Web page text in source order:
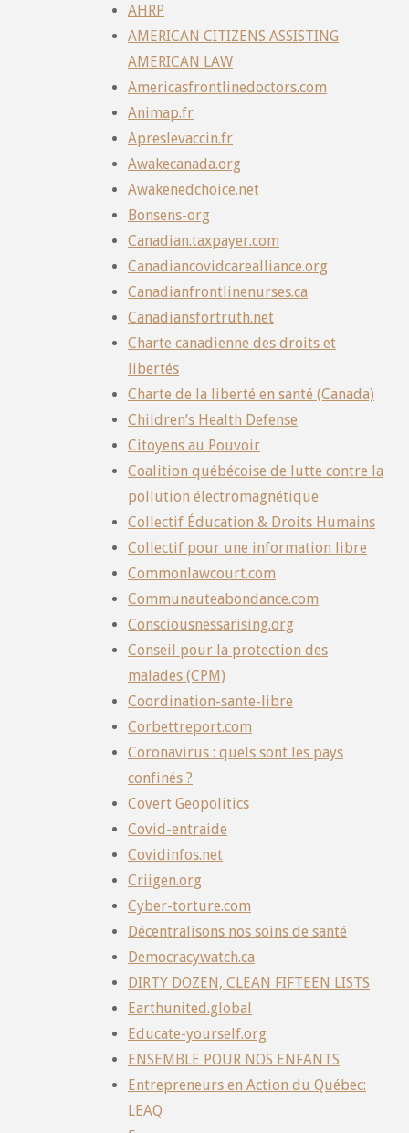
AHRP
AMERICAN CITIZENS ASSISTING
AMERICAN LAW
Americasfrontlinedoctors.com
Animap.fr
Apreslevaccin.fr
Awakecanada.org
Awakenedchoice.net
Bonsens-org
Canadian.taxpayer.com
Canadiancovidcarealliance.org
Canadianfrontlinenurses.ca
Canadiansfortruth.net
Charte canadienne des droits et
libertés
Charte de la liberté en santé (Canada)
Children’s Health Defense
Citoyens au Pouvoir
Coalition québécoise de lutte contre la
pollution électromagnétique
Collectif Éducation & Droits Humains
Collectif pour une information libre
Commonlawcourt.com
Communauteabondance.com
Consciousnessarising.org
Conseil pour la protection des
malades (CPM)
Coordination-sante-libre
Corbettreport.com
Coronavirus : quels sont les pays
confinés ?
Covert Geopolitics
Covid-entraide
Covidinfos.net
Criigen.org
Cyber-torture.com
Décentralisons nos soins de santé
Democracywatch.ca
DIRTY DOZEN, CLEAN FIFTEEN LISTS
Earthunited.global
Educate-yourself.org
ENSEMBLE POUR NOS ENFANTS
Entrepreneurs en Action du Québec:
LEAQ